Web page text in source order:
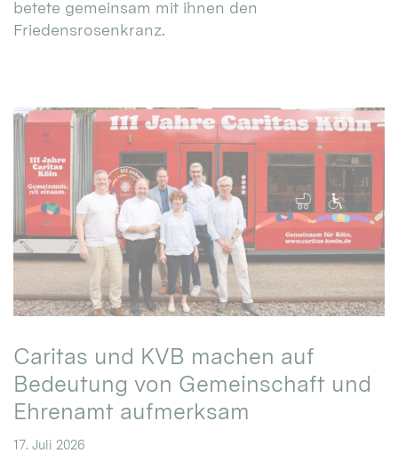
betete gemeinsam mit ihnen den
Friedensrosenkranz.
Caritas und KVB machen auf
Bedeutung von Gemeinschaft und
Ehrenamt aufmerksam
17. Juli 2026